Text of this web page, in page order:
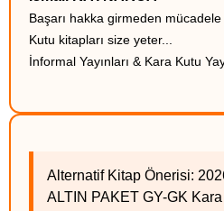
Başarı hakka girmeden
Kutu kitapları size yeter...
İnformal Yayınları & Kara Kutu
Alternatif Kitap Önerisi:
ALTIN PAKET GY-GK Kara